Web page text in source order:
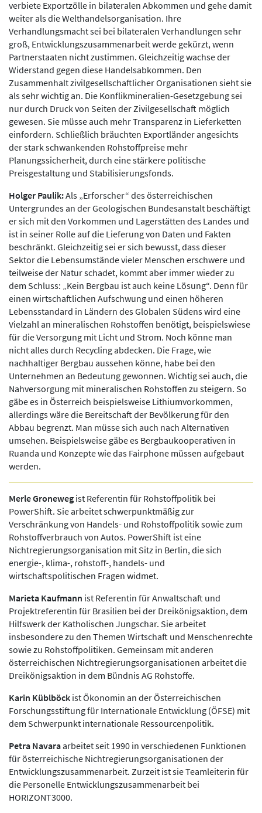
verbiete Exportzölle in bilateralen Abkommen und gehe damit
weiter als die Welthandelsorganisation. Ihre
Verhandlungsmacht sei bei bilateralen Verhandlungen sehr
groß, Entwicklungszusammenarbeit werde gekürzt, wenn
Partnerstaaten nicht zustimmen. Gleichzeitig wachse der
Widerstand gegen diese Handelsabkommen. Den
Zusammenhalt zivilgesellschaftlicher Organisationen sieht sie
als sehr wichtig an. Die Konflikmineralien-Gesetzgebung sei
nur durch Druck von Seiten der Zivilgesellschaft möglich
gewesen. Sie müsse auch mehr Transparenz in Lieferketten
einfordern. Schließlich bräuchten Exportländer angesichts
der stark schwankenden Rohstoffpreise mehr
Planungssicherheit, durch eine stärkere politische
Preisgestaltung und Stabilisierungsfonds.
Holger Paulik:Als „Erforscher“ des österreichischen
Untergrundes an der Geologischen Bundesanstalt beschäftigt
er sich mit den Vorkommen und Lagerstätten des Landes und
ist in seiner Rolle auf die Lieferung von Daten und Fakten
beschränkt. Gleichzeitig sei er sich bewusst, dass dieser
Sektor die Lebensumstände vieler Menschen erschwere und
teilweise der Natur schadet, kommt aber immer wieder zu
dem Schluss: „Kein Bergbau ist auch keine Lösung“. Denn für
einen wirtschaftlichen Aufschwung und einen höheren
Lebensstandard in Ländern des Globalen Südens wird eine
Vielzahl an mineralischen Rohstoffen benötigt, beispielswiese
für die Versorgung mit Licht und Strom. Noch könne man
nicht alles durch Recycling abdecken. Die Frage, wie
nachhaltiger Bergbau aussehen könne, habe bei den
Unternehmen an Bedeutung gewonnen. Wichtig sei auch, die
Nahversorgung mit mineralischen Rohstoffen zu steigern. So
gäbe es in Österreich beispielsweise Lithiumvorkommen,
allerdings wäre die Bereitschaft der Bevölkerung für den
Abbau begrenzt. Man müsse sich auch nach Alternativen
umsehen. Beispielsweise gäbe es Bergbaukooperativen in
Ruanda und Konzepte wie das Fairphone müssen aufgebaut
werden.
Merle Groneweg ist Referentin für Rohstoffpolitik bei
PowerShift. Sie arbeitet schwerpunktmäßig zur
Verschränkung von Handels- und Rohstoffpolitik sowie zum
Rohstoffverbrauch von Autos. PowerShift ist eine
Nichtregierungsorganisation mit Sitz in Berlin, die sich
energie-, klima-, rohstoff-, handels- und
wirtschaftspolitischen Fragen widmet.
Marieta Kaufmann ist Referentin für Anwaltschaft und
Projektreferentin für Brasilien bei der Dreikönigsaktion, dem
Hilfswerk der Katholischen Jungschar. Sie arbeitet
insbesondere zu den Themen Wirtschaft und Menschenrechte
sowie zu Rohstoffpolitiken. Gemeinsam mit anderen
österreichischen Nichtregierungsorganisationen arbeitet die
Dreikönigsaktion in dem Bündnis AG Rohstoffe.
Karin Küblböck ist Ökonomin an der Österreichischen
Forschungsstiftung für Internationale Entwicklung (ÖFSE) mit
dem Schwerpunkt internationale Ressourcenpolitik.
Petra Navaraarbeitet seit 1990 in verschiedenen Funktionen
für österreichische Nichtregierungsorganisationen der
Entwicklungszusammenarbeit. Zurzeit ist sie Teamleiterin für
die Personelle Entwicklungszusammenarbeit bei
HORIZONT3000.